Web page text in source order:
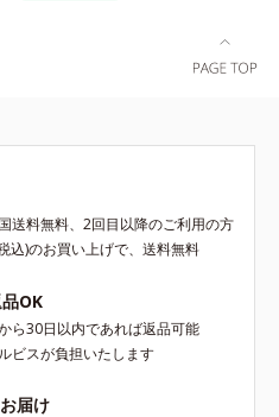
送料無料、2回目以降のご利用の方
込)のお買い上げで、送料無料
OK
ら30日以内であれば返品可能
ビスが負担いたします
届け